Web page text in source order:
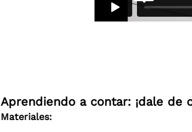
Aprendiendo a contar: ¡dale de
Materiales: